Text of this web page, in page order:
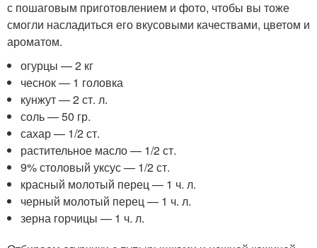
с пошаговым приготовлением и фото, чтобы вы тоже
смогли насладиться его вкусовыми качествами, цветом и
ароматом.
огурцы — 2 кг
чеснок — 1 головка
кунжут — 2 ст. л.
соль — 50 гр.
сахар — 1/2 ст.
растительное масло — 1/2 ст.
9% столовый уксус — 1/2 ст.
красный молотый перец — 1 ч. л.
черный молотый перец — 1 ч. л.
зерна горчицы — 1 ч. л.